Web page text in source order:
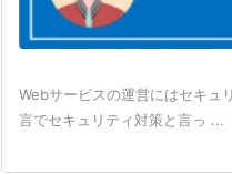
Webサービスの運営にはセキュ
言でセキュリティ対策と言っ ...